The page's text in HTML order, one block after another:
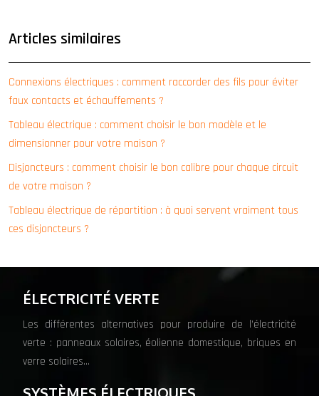
Articles similaires
Connexions électriques : comment raccorder des fils pour éviter
faux contacts et échauffements ?
Tableau électrique : comment choisir le bon modèle et le
dimensionner pour votre maison ?
Disjoncteurs : comment choisir le bon calibre pour chaque circuit
de votre maison ?
Tableau électrique de répartition : à quoi servent vraiment tous
ces disjoncteurs ?
ÉLECTRICITÉ VERTE
Les différentes alternatives pour produire de l’électricité
verte : panneaux solaires, éolienne domestique, briques en
verre solaires…
SYSTÈMES ÉLECTRIQUES